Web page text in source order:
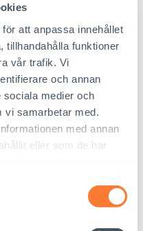
att anpassa innehållet
tillhandahålla funktioner
vår trafik. Vi
och annan
sociala medier och
samarbetar med.
med annan
eller som de har
i
möte på kontoret